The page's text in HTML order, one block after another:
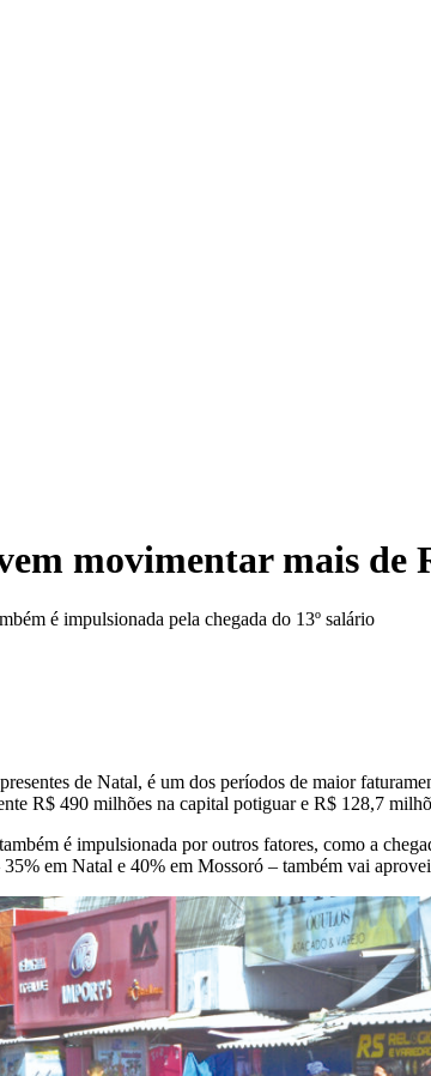
movimentar mais
é impulsionada pela chegada do 13º salário
de Natal, é um dos períodos de maior
R$ 490 milhões na capital potiguar e R$ 128,7
é impulsionada por outros fatores, como a
em Natal e 40% em Mossoró – também vai